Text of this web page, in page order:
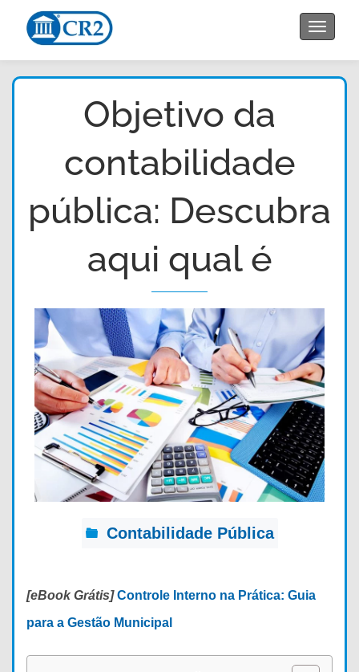
Toggle
Objetivo da
contabilidade
pública: Descubra
aqui qual é
Contabilidade Pública
[eBook Grátis]Controle Interno na Prática: Guia
para a Gestão Municipal